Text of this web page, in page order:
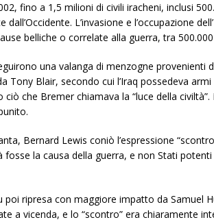
fino a 1,5 milioni di civili iracheni, inclusi
dall’Occidente. L’invasione e l’occupazione
belliche o correlate alla guerra, tra
una valanga di menzogne provenienti
Tony Blair, secondo cui l’Iraq possedeva
che Bremer chiamava la “luce della
Bernard Lewis coniò l’espressione
fosse la causa della guerra, e non Stati
poi ripresa con maggiore impatto da Samuel
a vicenda, e lo “scontro” era chiaramente